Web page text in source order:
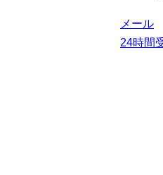
メール
24時間